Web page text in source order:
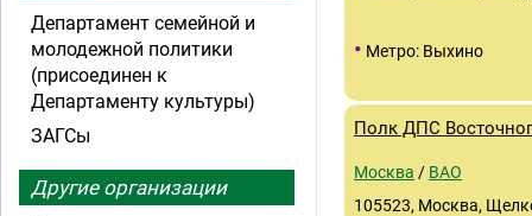
• Метро: Выхино
Полк ДПС
Москва / ВАО
105523, Москва,
Департамент семейной и
молодежной политики
(присоединен к
Департаменту культуры)
ЗАГСы
Другие организации